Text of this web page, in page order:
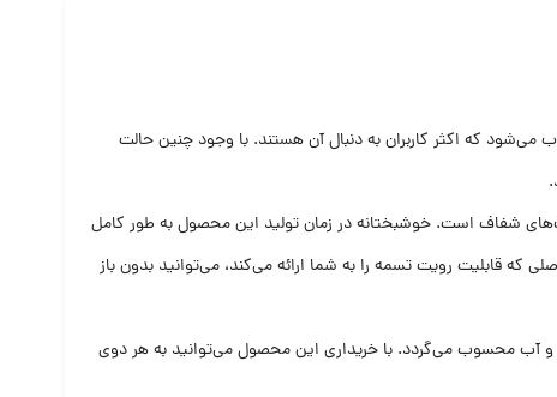
گزینه‌هایی محسوب می‌شود که اکثر کاربران به دنبال آن هستند. با وجود چنین حالت
قاب‌های شفاف است. خوشبختانه در زمان تولید این محصول به طور کامل
به ایجاد یک سطح شفاف دائم دقت شده تا کاربران بتوانند در هر شرایطی از قاب مذکور بهره ببرند. با خریداری قاب تسمه تایم شیشه ای 206 تیپ 5 اصلی که قابلیت رویت تسمه را به شما ارائه می‌کند، می‌توانید بدون باز
آب محسوب می‌گردد. با خریداری این محصول می‌توانید به هر دوی